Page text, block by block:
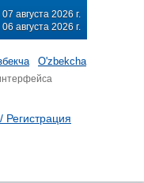
августа 2026 г.
августа 2026 г.
O'zbekcha
Регистрация